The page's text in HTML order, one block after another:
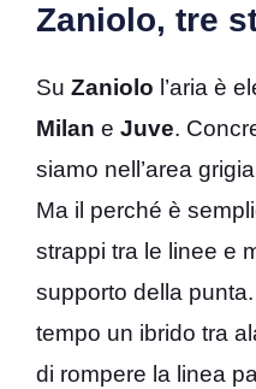
Zaniolo, tre
Su Zaniolo l’aria è
Milan e Juve.
siamo nell’area
Ma il perché è
strappi tra le linee e
supporto della
tempo un ibrido tra
di rompere la linea